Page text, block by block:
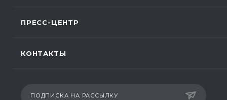
ПРЕСС-ЦЕНТР
КОНТАКТЫ
ПОДПИСКА НА РАССЫЛКУ